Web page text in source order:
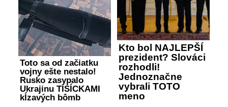
Toto sa od začiatku
vojny ešte nestalo!
Rusko zasypalo
Ukrajinu TISÍCKAMI
kĺzavých bômb
Kto bol NAJLEPŠÍ
prezident? Slováci
rozhodli!
Jednoznačne
vybrali TOTO
meno